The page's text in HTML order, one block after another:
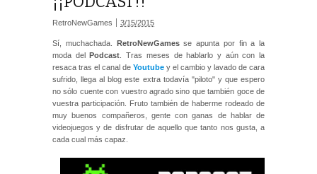
3/15/2015
RetroNewGames
Sí, muchachada. RetroNewGamesse apunta por fin a la
moda delPodcast . Tras meses de hablarlo y aún con la
resaca tras el canal de Youtube y el cambio y lavado de cara
sufrido, llega al blog este extra todavía "piloto" y que espero
no sólo cuente con vuestro agrado sino que también goce de
vuestra participación. Fruto también de haberme rodeado de
muy buenos compañeros, gente con ganas de hablar de
videojuegos y de disfrutar de aquello que tanto nos gusta, a
cada cual más capaz.